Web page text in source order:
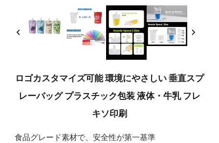
ロゴカスタマイズ可能 環境にやさしい 垂直スプ
レーバッグ プラスチック包装 液体・牛乳 フレ
キソ印刷
食品グレード素材で、安全性が第一基準